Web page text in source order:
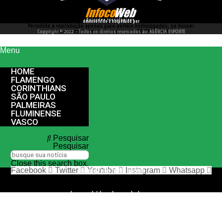
desenvolvido e hospedado por
Permitida a reprodução apenas para portais homologados, se houver
interesse entre em contato conosco 66 99977 4262
Copyright © 2022 - Todos os direitos reservados ao AGÊNCIA ESPORTE
Menu
HOME
FLAMENGO
CORINTHIANS
SÃO PAULO
PALMEIRAS
FLUMINENSE
VASCO
Pesquisar
Pesquisar
Close this search box.
nos siga nas redes sociais
Facebook Twitter Youtube Instagram Whatsapp
desenvolvido e hospedado por